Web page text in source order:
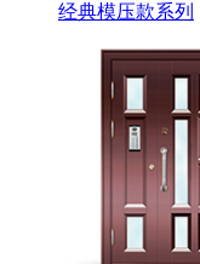
经典模压款系列